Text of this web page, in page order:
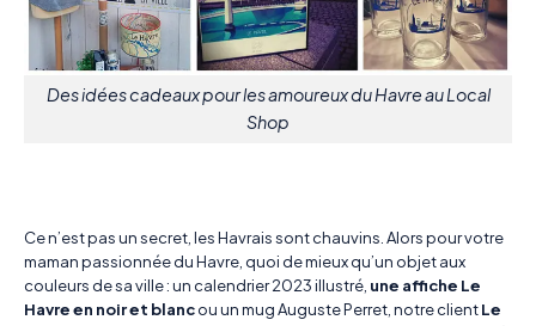
Des idées cadeaux pour les amoureux du Havre au Local
Shop
Ce n’est pas un secret, les Havrais sont chauvins. Alors pour votre
maman passionnée du Havre, quoi de mieux qu’un objet aux
couleurs de sa ville : un calendrier 2023 illustré, une affiche Le
Havre en noir et blancou un mug Auguste Perret, notre clientLe